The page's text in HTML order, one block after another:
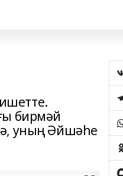
бирмәй
уның Әйшәһе